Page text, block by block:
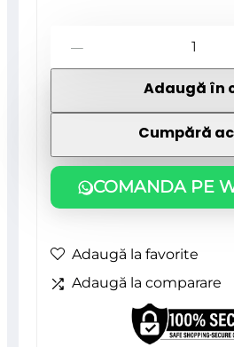
COMANDA PE
Set
din
Aluminiu
reglabile
Consolidare
Spoiler,
Adaugă în
Cumpără
Adaugă la favorite
Adaugă la comparare